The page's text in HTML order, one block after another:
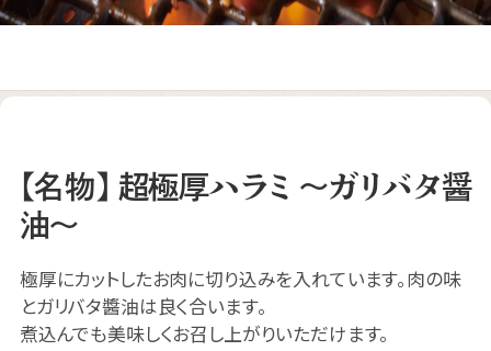
【名物】 超極厚ハラミ ～ガリバタ醤
油～
極厚にカットしたお肉に切り込みを入れています。肉の味
とガリバタ醬油は良く合います。
煮込んでも美味しくお召し上がりいただけます。